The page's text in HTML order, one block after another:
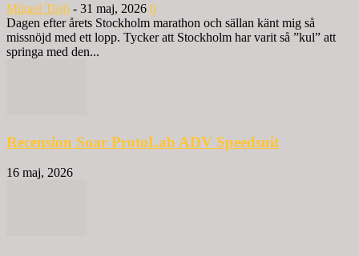
Mikael Tisjö - 31 maj, 2026 0
Dagen efter årets Stockholm marathon och sällan känt mig så
missnöjd med ett lopp. Tycker att Stockholm har varit så ”kul” att
springa med den...
Recension Soar ProtoLab ADV Speedsuit
16 maj, 2026